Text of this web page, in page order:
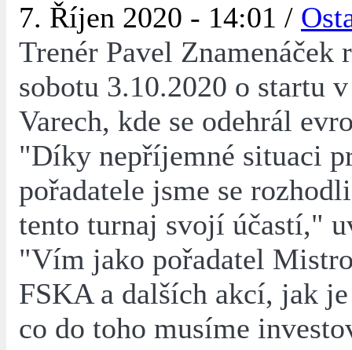
7. Říjen 2020 - 14:01 /
Trenér Pavel Znamenáček
sobotu 3.10.2020 o startu
Varech, kde se odehrál
"Díky nepříjemné situaci
pořadatele jsme se
tento turnaj svojí účastí,"
"Vím jako pořadatel
FSKA a dalších akcí, jak
co do toho musíme